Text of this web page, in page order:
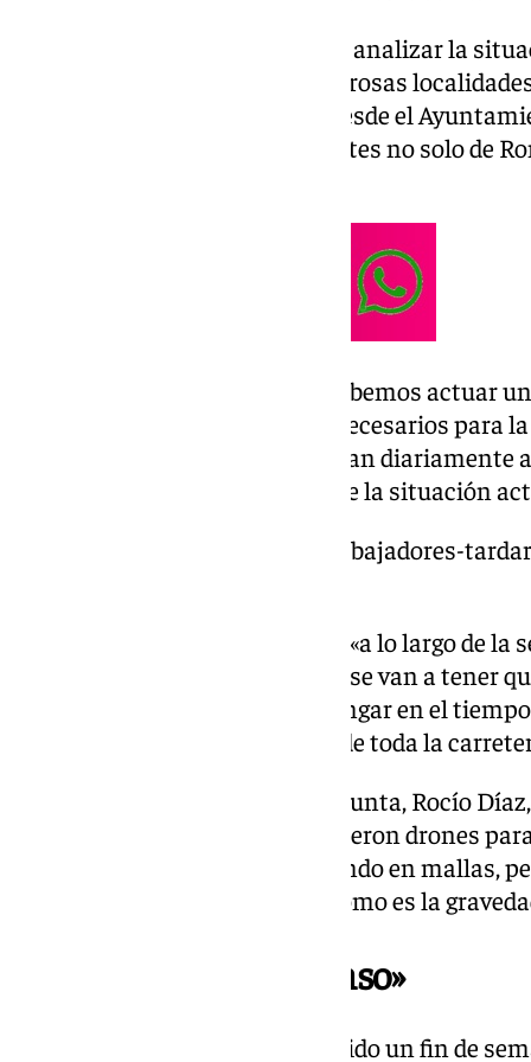
El objetivo de este encuentro es analizar la
información que afecta a numerosas
natural, según han explicado desde el
actual afecta a miles de residentes no solo de
La regidora ha señalado que «debemos actuar
posible en unos trabajos muy necesarios para
miles de vecinos que se desplazan diariamente
trabajos y somos conscientes de la situación
https://www.101tv.es/miles-trabajadores-
Fernández ha manifestado que «a lo largo de
la evolución de los trabajos que se van a tener
a ser una obra que se va a prolongar en el
ha tenido lugar en el peor sitio de toda la
La consejera de Fomento de la Junta, Rocío
«ya se está trabajando». «Ayer fueron drones
previa. Hoy ya estamos trabajando en mallas,
técnicos digan hasta dónde y cómo es la
«Fin de semana intenso»
Díaz ha reconocido «hemos tenido un fin de